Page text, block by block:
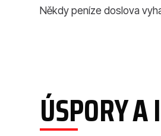
Někdy peníze doslova
ÚSPORY